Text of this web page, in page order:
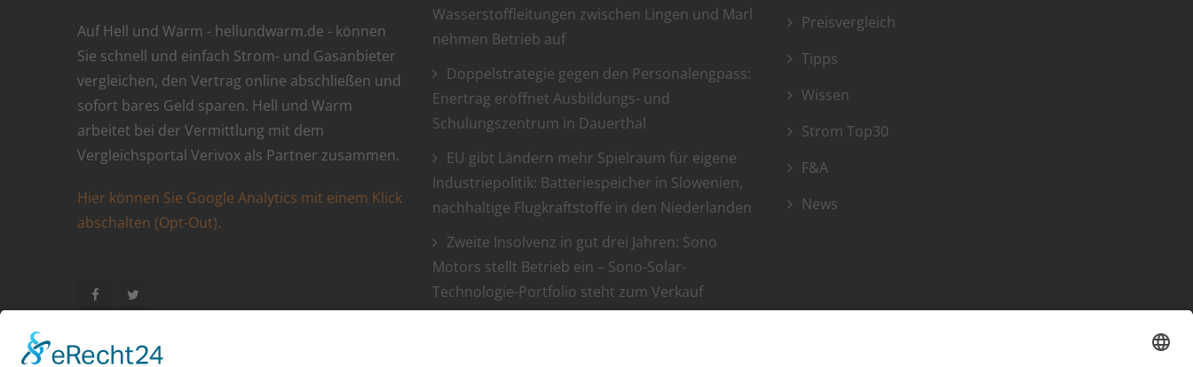
Auf Hell und Warm - hellundwarm.de - können
Sie schnell und einfach Strom- und Gasanbieter
vergleichen, den Vertrag online abschließen und
sofort bares Geld sparen. Hell und Warm
arbeitet bei der Vermittlung mit dem
Vergleichsportal Verivox als Partner zusammen.
Hier können Sie Google Analytics mit einem Klick
abschalten (Opt-Out).
Wasserstoffleitungen zwischen Lingen und Marl
nehmen Betrieb auf
Doppelstrategie gegen den Personalengpass:
Enertrag eröffnet Ausbildungs- und
Schulungszentrum in Dauerthal
EU gibt Ländern mehr Spielraum für eigene
Industriepolitik: Batteriespeicher in Slowenien,
nachhaltige Flugkraftstoffe in den Niederlanden
Zweite Insolvenz in gut drei Jahren: Sono
Motors stellt Betrieb ein – Sono-Solar-
Technologie-Portfolio steht zum Verkauf
Preisvergleich
Tipps
Wissen
Strom Top30
F&A
News